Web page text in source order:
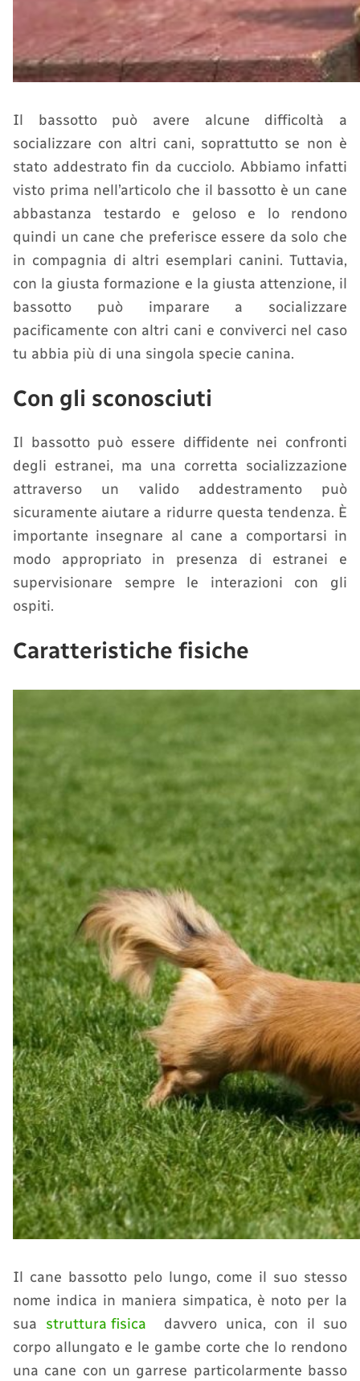
Il bassotto può avere alcune difficoltà a
socializzare con altri cani, soprattutto se non è
stato addestrato fin da cucciolo. Abbiamo infatti
visto prima nell’articolo che il bassotto è un cane
abbastanza testardo e geloso e lo rendono
quindi un cane che preferisce essere da solo che
in compagnia di altri esemplari canini. Tuttavia,
con la giusta formazione e la giusta attenzione, il
bassotto può imparare a socializzare
pacificamente con altri cani e conviverci nel caso
tu abbia più di una singola specie canina.
Con gli sconosciuti
Il bassotto può essere diffidente nei confronti
degli estranei, ma una corretta socializzazione
attraverso un valido addestramento può
sicuramente aiutare a ridurre questa tendenza. È
importante insegnare al cane a comportarsi in
modo appropriato in presenza di estranei e
supervisionare sempre le interazioni con gli
ospiti.
Caratteristiche fisiche
Il cane bassotto pelo lungo, come il suo stesso
nome indica in maniera simpatica, è noto per la
sua struttura fisica
davvero unica, con il suo
corpo allungato e le gambe corte che lo rendono
una cane con un garrese particolarmente basso